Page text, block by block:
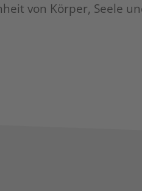
von Körper, Seele